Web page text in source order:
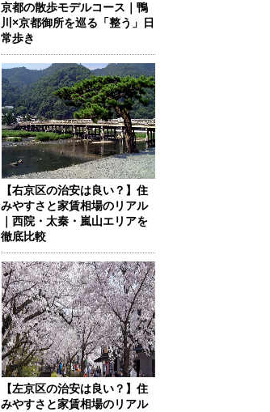
京都の散歩モデルコース｜鴨
川×京都御所を巡る「整う」日
常歩き
【右京区の治安は良い？】住
みやすさと家賃相場のリアル
｜西院・太秦・嵐山エリアを
徹底比較
【左京区の治安は良い？】住
みやすさと家賃相場のリアル